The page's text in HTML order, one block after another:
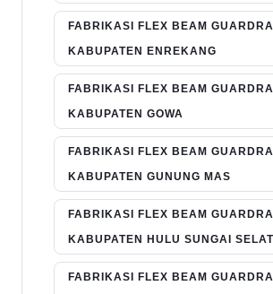
FABRIKASI FLEX BEAM
KABUPATEN ENREKANG
FABRIKASI FLEX BEAM
KABUPATEN GOWA
FABRIKASI FLEX BEAM
KABUPATEN GUNUNG MAS
FABRIKASI FLEX BEAM
KABUPATEN HULU SUNGAI
FABRIKASI FLEX BEAM